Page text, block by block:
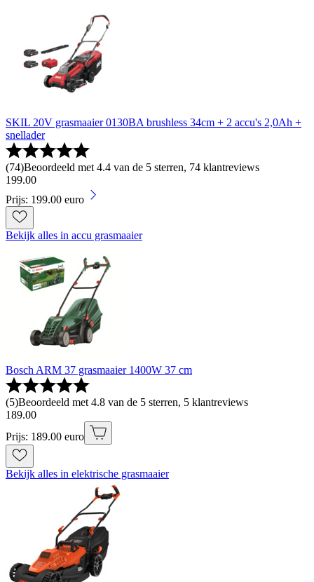
SKIL 20V grasmaaier 0130BA brushless 34cm + 2 accu's 2,0Ah +
snellader
(74)Beoordeeld met 4.4 van de 5 sterren, 74 klantreviews
199.00
Prijs: 199.00 euro
Bekijk alles in accu grasmaaier
Bosch ARM 37 grasmaaier 1400W 37 cm
(5)Beoordeeld met 4.8 van de 5 sterren, 5 klantreviews
189.00
Prijs: 189.00 euro
Bekijk alles in elektrische grasmaaier